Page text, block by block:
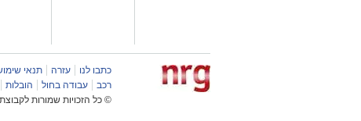
כתבו לנו עזרה תנאי
רכב
עבודה בחול הובלות
© כל הזכויות שמורות לקבוצת